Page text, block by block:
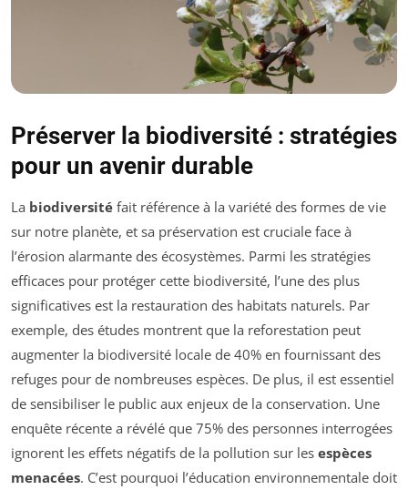
Préserver la biodiversité : stratégies
pour un avenir durable
La biodiversité fait référence à la variété des formes de vie
sur notre planète, et sa préservation est cruciale face à
l’érosion alarmante des écosystèmes. Parmi les stratégies
efficaces pour protéger cette biodiversité, l’une des plus
significatives est la restauration des habitats naturels. Par
exemple, des études montrent que la reforestation peut
augmenter la biodiversité locale de 40% en fournissant des
refuges pour de nombreuses espèces. De plus, il est essentiel
de sensibiliser le public aux enjeux de la conservation. Une
enquête récente a révélé que 75% des personnes interrogées
ignorent les effets négatifs de la pollution sur les espèces
menacées. C’est pourquoi l’éducation environnementale doit